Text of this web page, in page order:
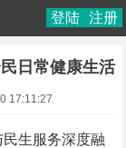
登陆 注册
日常健康生活
17:11:27
生服务深度融